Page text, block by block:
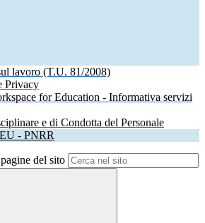
lavoro (T.U. 81/2008)
Privacy
for Education - Informativa servizi
e di Condotta del Personale
- PNRR
del sito